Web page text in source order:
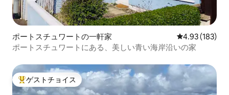
ポートスチュワートの一軒家 レビュー183
4.93 (183)
ポートスチュワートにある、美しい青い海岸沿いの家
大好評のゲストチョイスです。
ゲストチョイス